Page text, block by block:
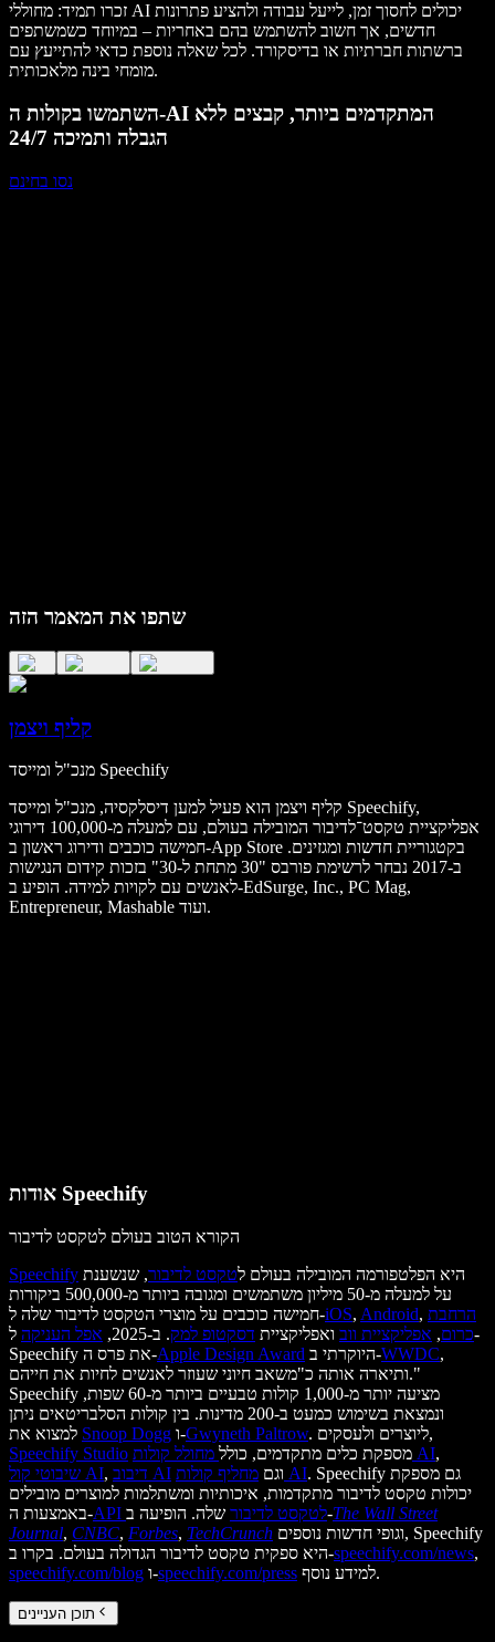
זכרו תמיד: מחוללי AI יכולים לחסוך זמן, לייעל עבודה ולהציע פתרונות
חדשים, אך חשוב להשתמש בהם באחריות – במיוחד כשמשתפים
ברשתות חברתיות או בדיסקורד. לכל שאלה נוספת כדאי להתייעץ עם
מומחי בינה מלאכותית.
השתמשו בקולות ה-AI המתקדמים ביותר, קבצים ללא
הגבלה ותמיכה 24/7
נסו בחינם
שתפו את המאמר הזה
קליף ויצמן
מנכ"ל ומייסד Speechify
קליף ויצמן הוא פעיל למען דיסלקסיה, מנכ"ל ומייסד Speechify,
אפליקציית טקסט־לדיבור המובילה בעולם, עם למעלה מ-100,000 דירוגי
חמישה כוכבים ודירוג ראשון ב-App Store בקטגוריית חדשות ומגזינים.
ב-2017 נבחר לרשימת פורבס "30 מתחת ל-30" בזכות קידום הנגישות
לאנשים עם לקויות למידה. הופיע ב-EdSurge, Inc., PC Mag,
Entrepreneur, Mashable ועוד.
אודות Speechify
הקורא הטוב בעולם לטקסט לדיבור
Speechify
היא הפלטפורמה המובילה בעולם לטקסט לדיבור, שנשענת
על למעלה מ-50 מיליון משתמשים ומגובה ביותר מ-500,000 ביקורות
חמישה כוכבים על מוצרי הטקסט לדיבור שלה ל-iOS, Android, הרחבת
כרום, אפליקציית ווב ואפליקציית דסקטופ למק. ב-2025, אפל העניקה ל-
Speechify את פרס ה-Apple Design Award היוקרתי ב-WWDC,
ותיארה אותה כ"משאב חיוני שעוזר לאנשים לחיות את חייהם."
Speechify מציעה יותר מ-1,000 קולות טבעיים ביותר מ-60 שפות,
ונמצאת בשימוש כמעט ב-200 מדינות. בין קולות הסלבריטאים ניתן
Snoop Dogg ו-Gwyneth Paltrow
. ליוצרים ולעסקים,
Speechify Studio
מספקת כלים מתקדמים, כולל מחולל קולות AI,
שיבוטי קול AI, דיבוב AI וגם מחליף קולות AI. Speechify גם מספקת
יכולות טקסט לדיבור מתקדמות, איכותיות ומשתלמות למוצרים מובילים
באמצעות ה-
API לטקסט לדיבורשלה. הופיעה ב-The Wall Street
Journal, CNBC, Forbes, TechCrunch
היא ספקית טקסט לדיבור הגדולה בעולם. בקרו ב-speechify.com/news,
speechify.com/blog ו-speechify.com/press למידע נוסף.
תוכן העניינים